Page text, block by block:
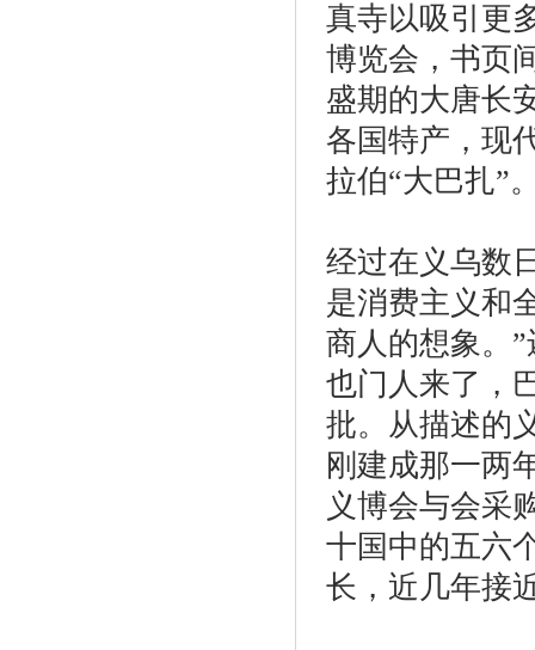
真寺以吸引更
博览会，书页
盛期的大唐长
各国特产，现
拉伯“大巴扎”
经过在义乌数
是消费主义和
商人的想象。
也门人来了，
批。从描述的
刚建成那一两
义博会与会采
十国中的五六
长，近几年接